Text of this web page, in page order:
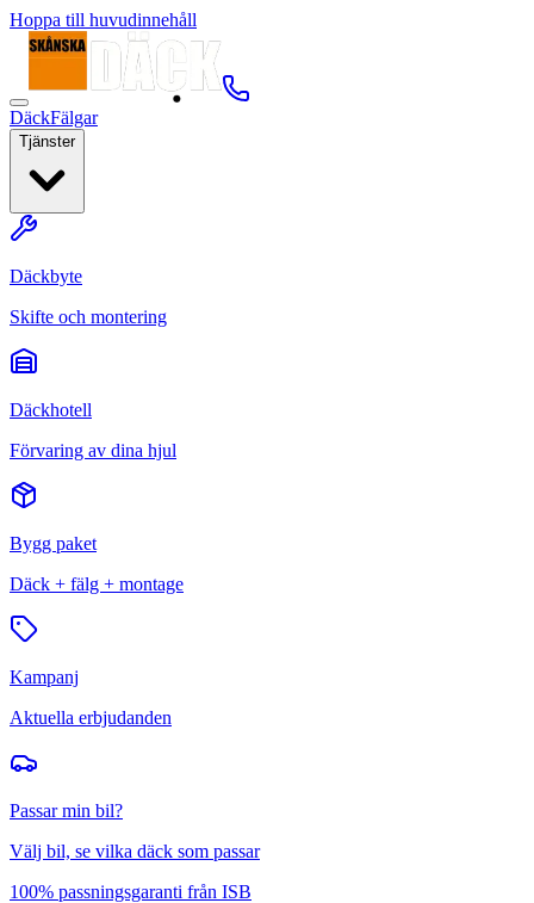
Hoppa till huvudinnehåll
DäckFälgar
Tjänster
Däckbyte
Skifte och montering
Däckhotell
Förvaring av dina hjul
Bygg paket
Däck + fälg + montage
Kampanj
Aktuella erbjudanden
Passar min bil?
Välj bil, se vilka däck som passar
100% passningsgaranti från ISB